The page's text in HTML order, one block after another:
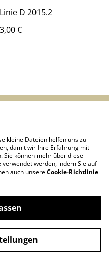
Linie D 2015.2
3,00 €
historischer
e.V.
powered by
kleine Dateien helfen uns zu
damit wir Ihre Erfahrung mit
Sie können mehr über diese
werden, indem Sie auf
auch unsereCookie-Richtlinie